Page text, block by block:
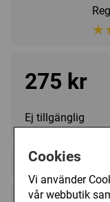
Cookies
Vi använder
vår webbutik
275 kr
Ej tillgänglig
Spelplan
Recensioner (1)